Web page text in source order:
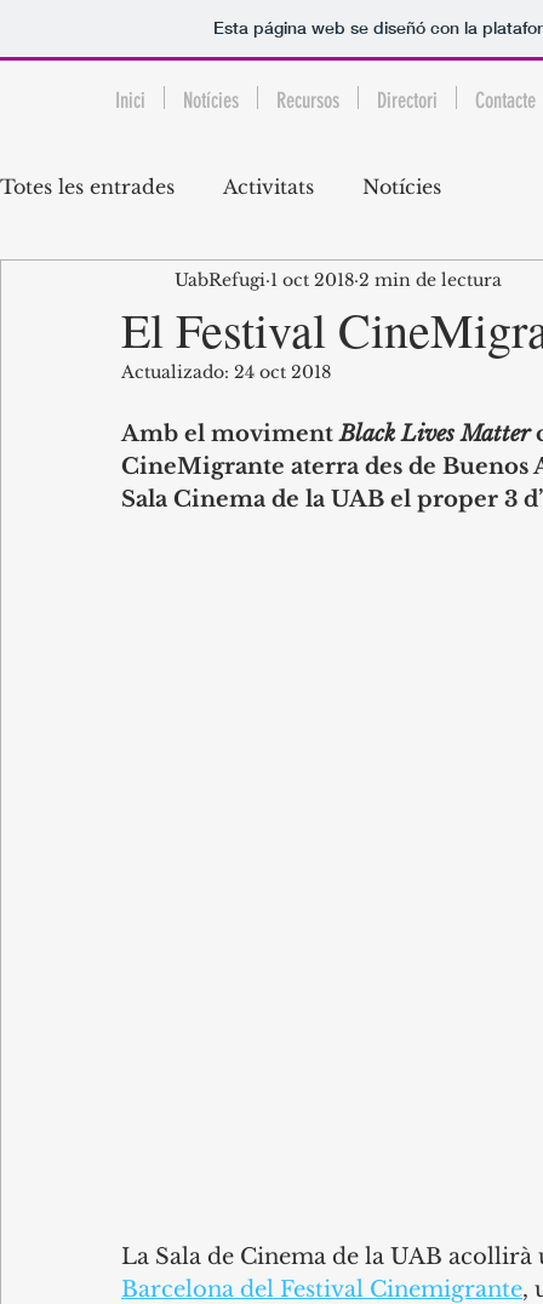
Esta página web se diseñó con la
Totes les entrades Activitats Notícies
El Festival
UabRefugi 1 oct 2018 2 min de lectura
Actualizado: 24 oct 2018
Amb el moviment Black Lives Matter
CineMigrante aterra des de Buenos
Sala Cinema de la UAB el proper 3
La Sala de Cinema de la UAB
Barcelona del Festival Cinemigrante,
Inici Notícies Recursos Directori Contacte